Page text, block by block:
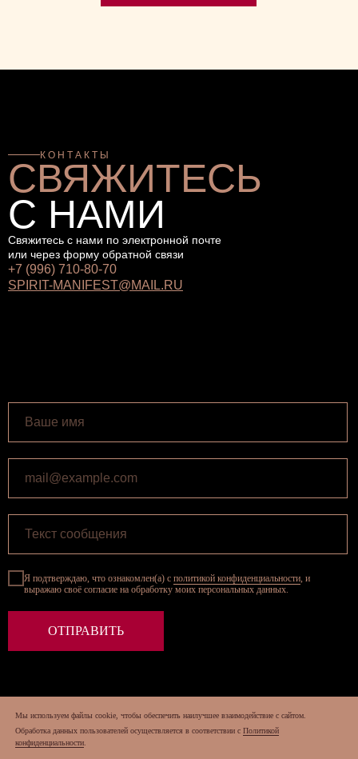
Я подтверждаю, что ознакомлен(а) с политикой конфиденциальности , и
выражаю своё согласие на обработку моих персональных данных.
ОТПРАВИТЬ
КОНТАКТЫ
СВЯЖИТЕСЬ
С НАМИ
Свяжитесь с нами по электронной почте
или через форму обратной связи
+7 (996) 710-80-70
SPIRIT-MANIFEST@MAIL.RU
2025 Все права защищены
Мы используем файлы cookie, чтобы обеспечить наилучшее взаимодействие с сайтом.
Обработка данных пользователей осуществляется в соответствии с Политикой
конфиденциальности.